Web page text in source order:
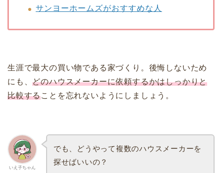
サンヨーホームズがおすすめな人
生涯で最大の買い物である家づくり。後悔しないため
にも、どのハウスメーカーに依頼するかはしっかりと
比較することを忘れないようにしましょう。
いえ子ちゃん
でも、どうやって複数のハウスメーカーを
探せばいいの？